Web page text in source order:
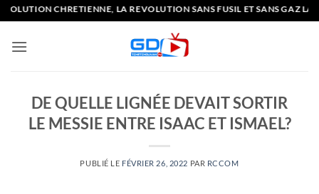
Passer
au
contenu
CHRETIENNE, LA REVOLUTION SANS FUSIL ET SANS GAZ
DE QUELLE LIGNÉE DEVAIT SORTIR
LE MESSIE ENTRE ISAAC ET ISMAEL?
PUBLIÉ LE FÉVRIER 26, 2022 PAR RCCOM